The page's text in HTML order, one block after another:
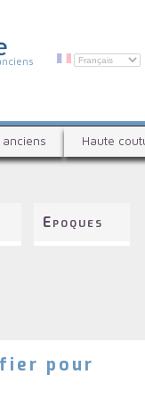
Haute
Epoques
pour